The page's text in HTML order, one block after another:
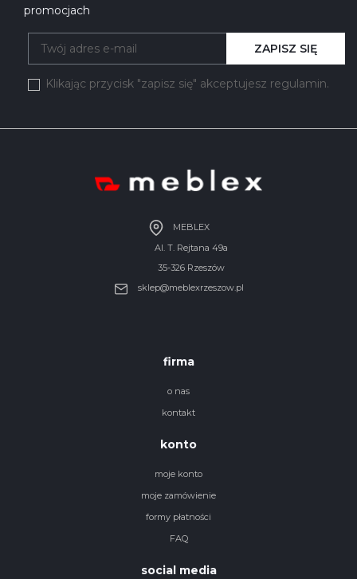
promocjach
Klikając przycisk "zapisz się" akceptujesz regulamin.
ZAPISZ SIĘ
MEBLEX
Al. T. Rejtana 49a
35-326 Rzeszów
sklep@meblexrzeszow.pl
firma
o nas
kontakt
konto
moje konto
moje zamówienie
formy płatności
FAQ
social media